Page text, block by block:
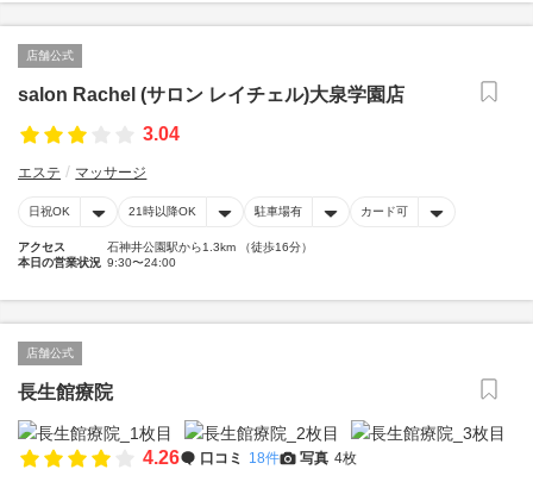
店舗公式
salon Rachel (サロン レイチェル)大泉学園店
3.04
エステ マッサージ
日祝OK 21時以降OK 駐車場有 カード可
アクセス
石神井公園駅から1.3km （徒歩16分）
本日の営業状況 9:30〜24:00
店舗公式
長生館療院
4.26 口コミ 18件 写真 4枚